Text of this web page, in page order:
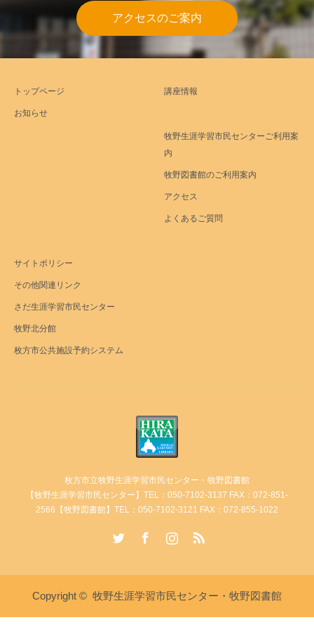
アクセスのご案内
トップページ
お知らせ
講座情報
牧野生涯学習市民センターご利用案
内
牧野図書館のご利用案内
アクセス
よくあるご質問
サイトポリシー
その他関連リンク
さだ生涯学習市民センター
牧野北分館
枚方市公共施設予約システム
枚方市立牧野生涯学習市民センター・牧野図書館
【牧野生涯学習市民センター】TEL：050-7102-3137 FAX：072-851-
2566【牧野図書館】TEL：050-7102-3121 FAX：072-855-1022
Copyright © 牧野生涯学習市民センター・牧野図書館